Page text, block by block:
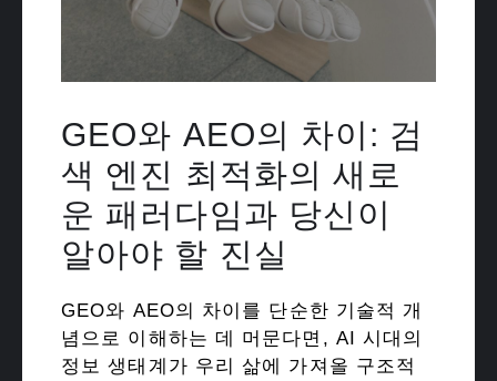
GEO와 AEO의 차이: 검
색 엔진 최적화의 새로
운 패러다임과 당신이
알아야 할 진실
GEO와 AEO의 차이를 단순한 기술적 개
념으로 이해하는 데 머문다면, AI 시대의
정보 생태계가 우리 삶에 가져올 구조적